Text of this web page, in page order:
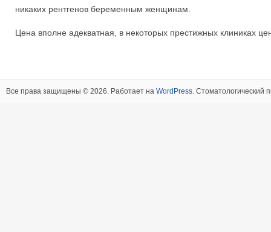
никаких рентгенов беременным женщинам.
Цена вполне адекватная, в некоторых престижных клиниках
Все права защищены © 2026. Работает на WordPress. Стоматологический